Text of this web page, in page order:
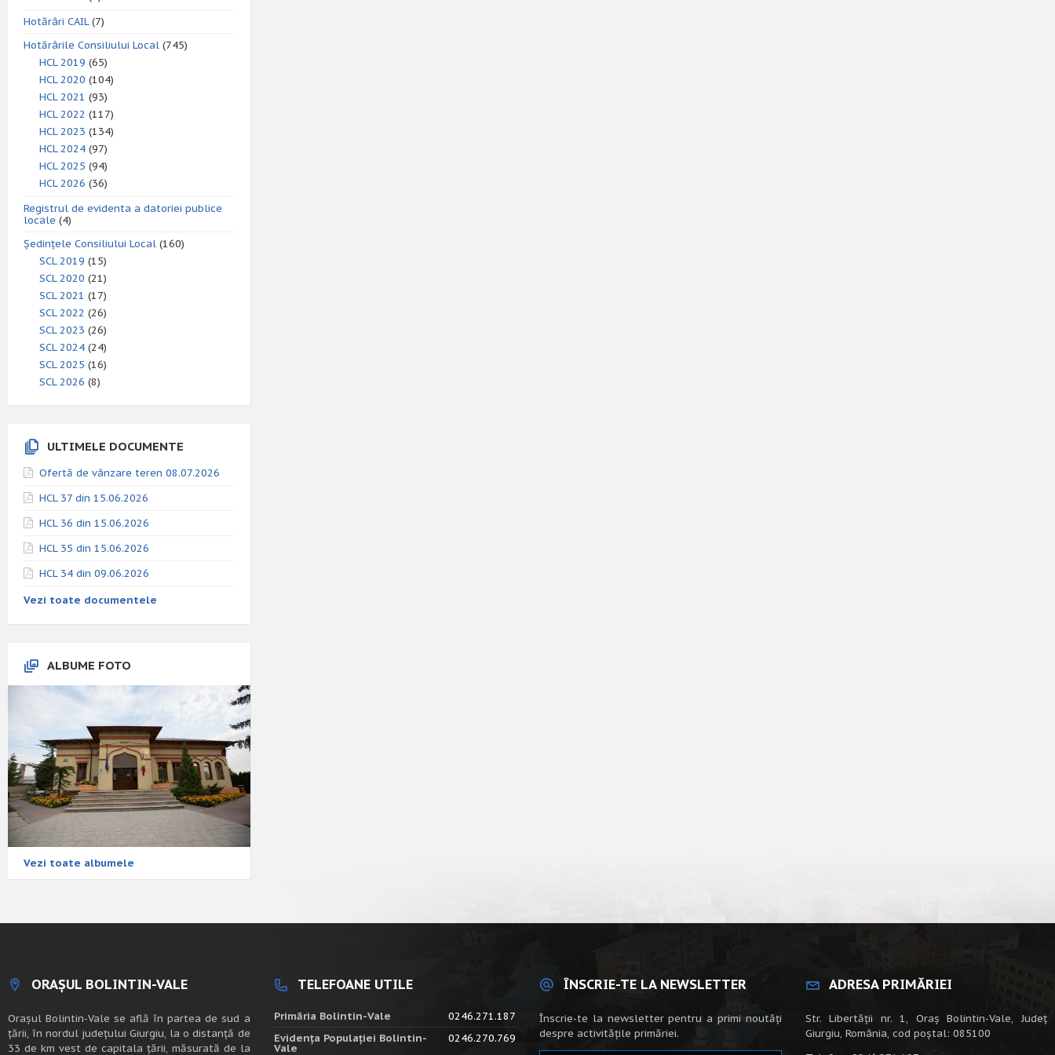
Hotărâri CAIL(7)
Hotărârile Consiliului Local (745)
HCL 2019 (65)
HCL 2020 (104)
HCL 2021 (93)
HCL 2022 (117)
HCL 2023 (134)
HCL 2024 (97)
HCL 2025 (94)
HCL 2026 (36)
Registrul de evidenta a datoriei publice
locale (4)
Ședințele Consiliului Local (160)
SCL 2019 (15)
SCL 2020 (21)
SCL 2021 (17)
SCL 2022 (26)
SCL 2023 (26)
SCL 2024 (24)
SCL 2025 (16)
SCL 2026 (8)
ULTIMELE DOCUMENTE
Ofertă de vânzare teren 08.07.2026
HCL 37 din 15.06.2026
HCL 36 din 15.06.2026
HCL 35 din 15.06.2026
HCL 34 din 09.06.2026
Vezi toate documentele
ALBUME FOTO
Vezi toate albumele
ORAȘUL BOLINTIN-VALE
Oraşul Bolintin-Vale se află în partea de sud a
ţării, în nordul judeţului Giurgiu, la o distanţă de
33 de km vest de capitala țării, măsurată de la
TELEFOANE UTILE
Primăria Bolintin-Vale
0246.271.187
Evidența Populației Bolintin-
Vale
0246.270.769
ÎNSCRIE-TE LA NEWSLETTER
Înscrie-te la newsletter pentru a primi noutăți
despre activitățile primăriei.
ADRESA PRIMĂRIEI
Str. Libertății nr. 1, Oraș Bolintin-Vale, Județ
Giurgiu, România, cod poștal: 085100